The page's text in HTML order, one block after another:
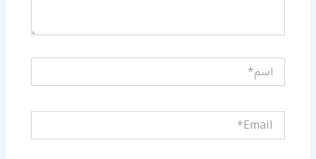
اسم*
Email*